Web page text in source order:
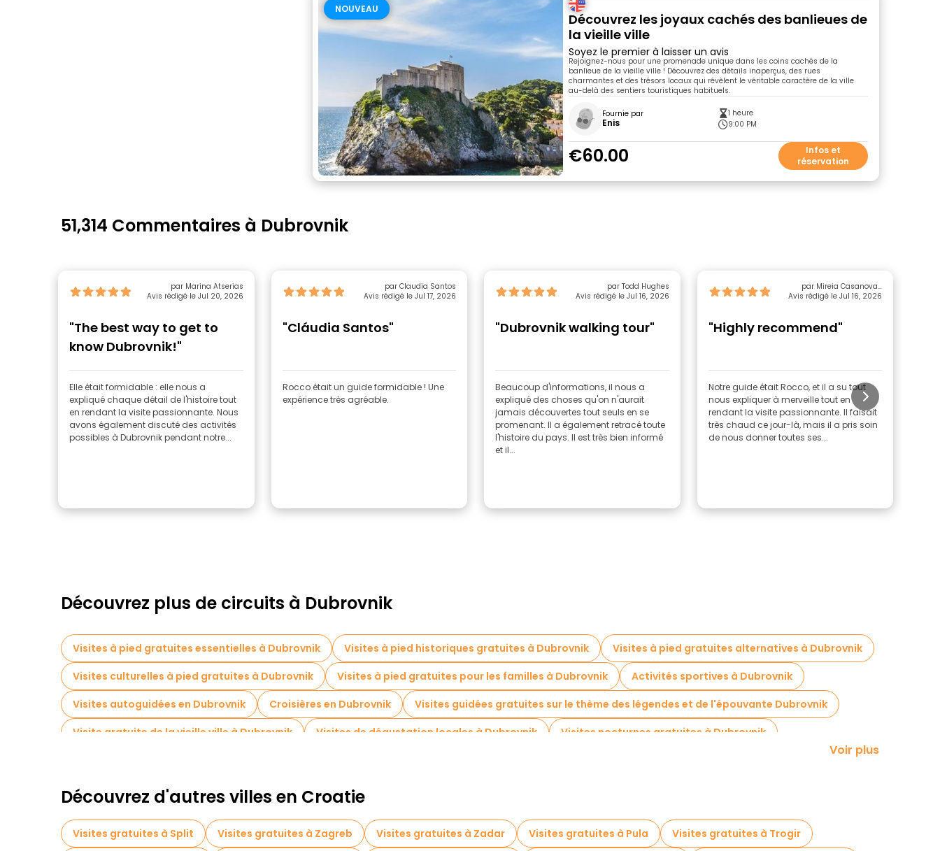
NOUVEAU
Découvrez les joyaux cachés des banlieues de
la vieille ville
Soyez le premier à laisser un avis
Rejoignez-nous pour une promenade unique dans les coins cachés de la
banlieue de la vieille ville ! Découvrez des détails inaperçus, des rues
charmantes et des trésors locaux qui révèlent le véritable caractère de la ville
au-delà des sentiers touristiques habituels.
Fournie par
Enis
1 heure
9:00 PM
€60.00
Infos et
réservation
51,314 Commentaires à Dubrovnik
par Marina Atserias
Avis rédigé le Jul 20, 2026
"The best way to get to
know Dubrovnik!"
Elle était formidable : elle nous a
expliqué chaque détail de l'histoire tout
en rendant la visite passionnante. Nous
avons également discuté des activités
possibles à Dubrovnik pendant notre...
par Claudia Santos
Avis rédigé le Jul 17, 2026
"Cláudia Santos"
Rocco était un guide formidable ! Une
expérience très agréable.
par Todd Hughes
Avis rédigé le Jul 16, 2026
"Dubrovnik walking tour"
Beaucoup d'informations, il nous a
expliqué des choses qu'on n'aurait
jamais découvertes tout seuls en se
promenant. Il a également retracé toute
l'histoire du pays. Il est très bien informé
et il...
par Mireia Casanovas
Montasell
Avis rédigé le Jul 16, 2026
"Highly recommend"
Notre guide était Rocco, et il a su tout
nous expliquer à merveille tout en
rendant la visite passionnante. Il faisait
très chaud ce jour-là, mais il a pris soin
de nous donner toutes ses...
Découvrez plus de circuits à Dubrovnik
Visites à pied gratuites essentielles à Dubrovnik Visites à pied historiques gratuites à Dubrovnik
Visites à pied gratuites alternatives à Dubrovnik
Visites culturelles à pied gratuites à Dubrovnik
Visites à pied gratuites pour les familles à Dubrovnik
Activités sportives à Dubrovnik
Visites autoguidées en Dubrovnik
Croisières en Dubrovnik
Visites guidées gratuites sur le thème des légendes et de l'épouvante Dubrovnik
Visite gratuite de la vieille ville à Dubrovnik
Visites de dégustation locales à Dubrovnik
Visites nocturnes gratuites à Dubrovnik
Visites gratuites à proximité Sponza Palace
Voir plus
Découvrez d'autres villes en Croatie
Visites gratuites à Split Visites gratuites à Zagreb Visites gratuites à Zadar Visites gratuites à Pula Visites gratuites à Trogir